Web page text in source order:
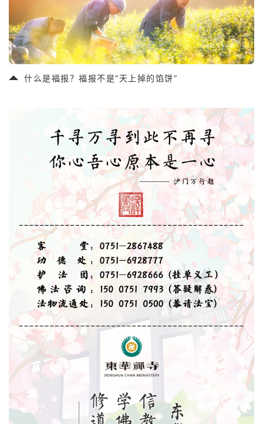
什么是福报？福报不是“天上掉的馅饼”